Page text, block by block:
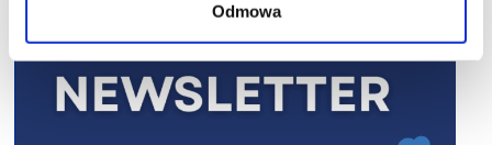
Odmowa